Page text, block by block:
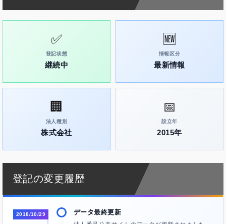
✅
登記状態
継続中
🆕
情報区分
最新情報
🏢
法人種別
株式会社
📅
設立年
2015年
登記の変更履歴
2018/10/29 データ最終更新